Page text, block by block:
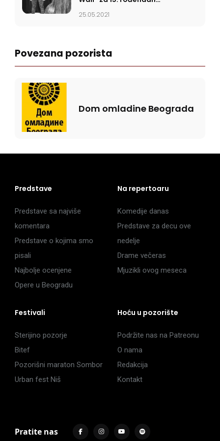
Studija Centar
25.05.2021
Povezana pozorista
Dom omladine Beograda
Predstave
Predstave sa najviše
komentara
Predstave o kojima smo
pisali
Najbolje ocenjene
Opere u Beogradu
Na repertoaru
Komedije danas
Predstave za decu ove
nedelje
Drame večeras
Mjuzikli ovog meseca
Festivali
Sterijino pozorje
Bitef
Pozorišni maraton Sombor
Urban fest Niš
Hoću u pozorište
Podržite nas na Patreonu
O nama
Redakcija
Kontakt
Pratite nas